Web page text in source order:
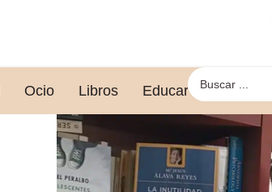
Ocio Libros Educar leyendo